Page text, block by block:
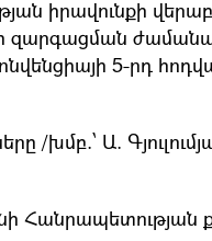
իրավունքի
զարգացման
5-րդ
Ա.